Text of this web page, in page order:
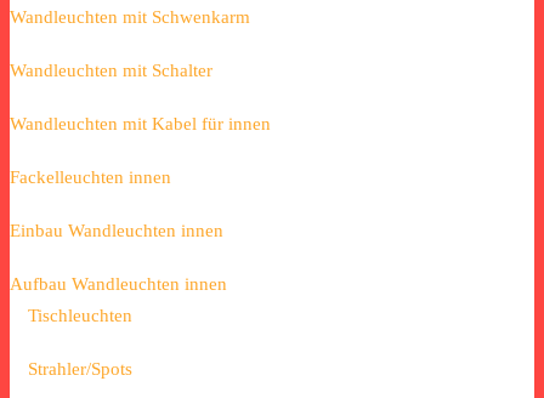
Wandleuchten mit Schwenkarm
Wandleuchten mit Schalter
Wandleuchten mit Kabel für innen
Fackelleuchten innen
Einbau Wandleuchten innen
Aufbau Wandleuchten innen
Tischleuchten
Strahler/Spots